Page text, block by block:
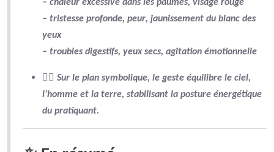
– tristesse profonde, peur, jaunissement du blanc des
yeux
– troubles digestifs, yeux secs, agitation émotionnelle
🧘‍♀️ Sur le plan symbolique, le geste équilibre le ciel,
l’homme et la terre, stabilisant la posture énergétique
du pratiquant.